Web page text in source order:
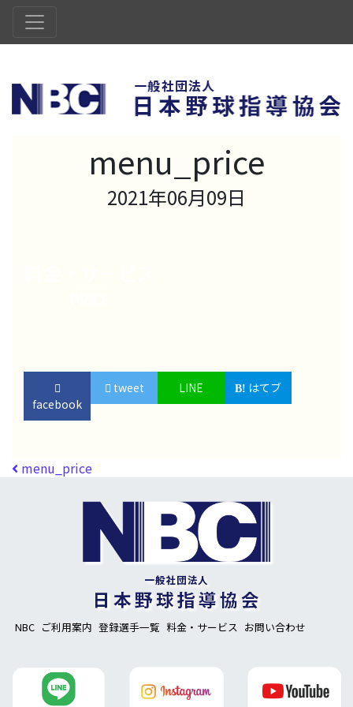
menu_price
2021年06月09日
facebook
tweet LINE はてブ
投稿ナビゲーション
menu_price
NBC ご利用案内 登録選手一覧 料金・サービス お問い合わせ